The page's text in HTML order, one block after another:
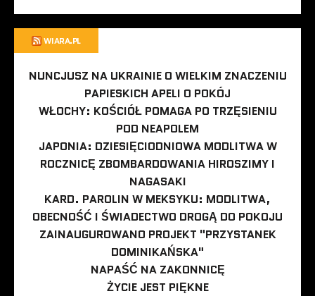
WIARA.PL
NUNCJUSZ NA UKRAINIE O WIELKIM ZNACZENIU
PAPIESKICH APELI O POKÓJ
WŁOCHY: KOŚCIÓŁ POMAGA PO TRZĘSIENIU
POD NEAPOLEM
JAPONIA: DZIESIĘCIODNIOWA MODLITWA W
ROCZNICĘ ZBOMBARDOWANIA HIROSZIMY I
NAGASAKI
KARD. PAROLIN W MEKSYKU: MODLITWA,
OBECNOŚĆ I ŚWIADECTWO DROGĄ DO POKOJU
ZAINAUGUROWANO PROJEKT "PRZYSTANEK
DOMINIKAŃSKA"
NAPAŚĆ NA ZAKONNICĘ
ŻYCIE JEST PIĘKNE